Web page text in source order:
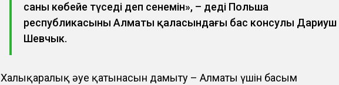
саны көбейе түседі деп сенемін», – деді Польша
республикасының Алматы қаласындағы бас консулы Дариуш
Шевчык.
Халықаралық әуе қатынасын дамыту – Алматы үшін басым